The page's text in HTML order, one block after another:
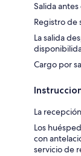
Salida
Registro de
La salida
Cargo por
La
Los
con
servicio de